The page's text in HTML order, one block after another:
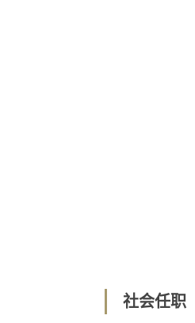
社会任职